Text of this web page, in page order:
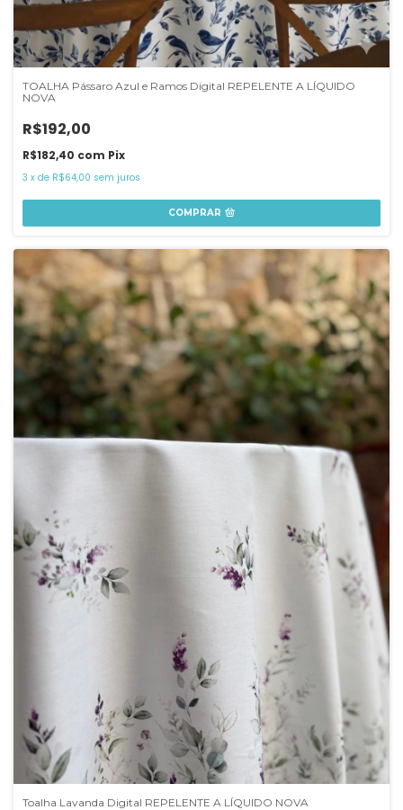
TOALHA Pássaro Azul e Ramos Digital REPELENTE A LÍQUIDO
NOVA
R$192,00
R$182,40 com Pix
3 x de R$64,00 sem juros
COMPRAR
Toalha Lavanda Digital REPELENTE A LÍQUIDO NOVA